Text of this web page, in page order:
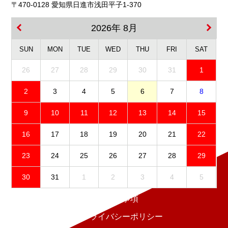
〒470-0128 愛知県日進市浅田平子1-370
2026年 8月
SUN MON TUE WED THU FRI SAT
26 27 28 29 30 31 1
2 3 4 5 6 7 8
9 10 11 12 13 14 15
16 17 18 19 20 21 22
23 24 25 26 27 28 29
30 31 1 2 3 4 5
免責事項
プライバシーポリシー